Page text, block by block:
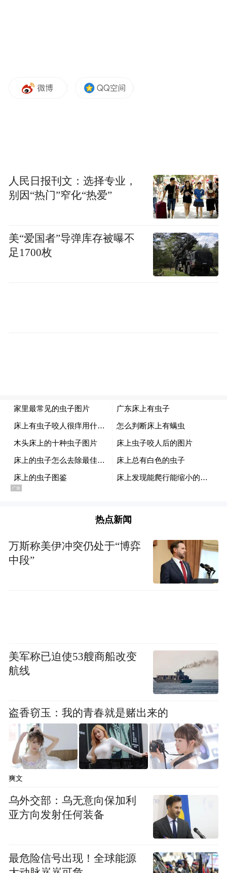
pictures and audios if any) is uploaded and posted
by the user of Dafeng Hao, which is a social media
platform and merely provides information storage
人民日报刊文：选择专业，
别因“热门”窄化“热爱”
美“爱国者”导弹库存被曝不
足1700枚
热点新闻
万斯称美伊冲突仍处于“博弈
中段”
美军称已迫使53艘商船改变
航线
盗香窃玉：我的青春就是赌出来的
爽文
乌外交部：乌无意向保加利
亚方向发射任何装备
最危险信号出现！全球能源